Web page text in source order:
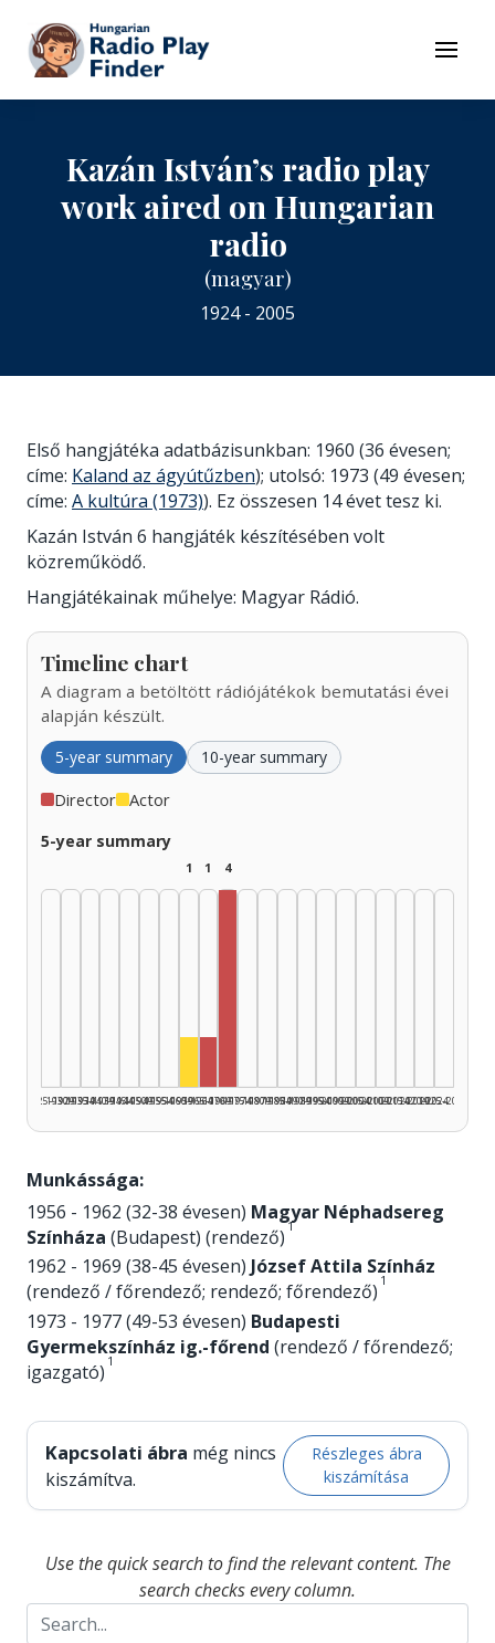
To contents
Menu
Kazán István’s radio play
work aired on Hungarian
radio
(magyar)
1924 - 2005
Első hangjátéka adatbázisunkban: 1960 (36 évesen;
címe: Kaland az ágyútűzben); utolsó: 1973 (49 évesen;
címe: A kultúra (1973)). Ez összesen 14 évet tesz ki.
Kazán István 6 hangjáték készítésében volt
közreműködő.
Hangjátékainak műhelye: Magyar Rádió.
Timeline chart
A diagram a betöltött rádiójátékok bemutatási évei
alapján készült.
5-year summary 10-year summary
Director Actor
5-year summary
1925–1929
1930–1934
1935–1939
1940–1944
1945–1949
1950–1954
1955–1959
1
1960–1964
1
1965–1969
4
1970–1974
1975–1979
1980–1984
1985–1989
1990–1994
1995–1999
2000–2004
2005–2009
2010–2014
2015–2019
2020–2024
2025–2026
Munkássága:
1956 - 1962 (32-38 évesen) Magyar Néphadsereg
Színháza (Budapest) (rendező)1
1962 - 1969 (38-45 évesen) József Attila Színház
(rendező / főrendező; rendező; főrendező) 1
1973 - 1977 (49-53 évesen) Budapesti
Gyermekszínház ig.-főrend (rendező / főrendező;
igazgató) 1
Kapcsolati ábra még nincs
kiszámítva.
Részleges ábra
kiszámítása
Use the quick search to find the relevant content. The
search checks every column.